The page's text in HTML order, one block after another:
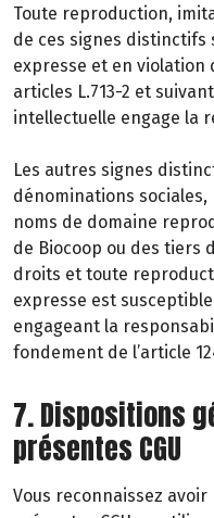
Toute reproduction,
de ces signes
expresse et en
articles L.713-2 et
intellectuelle engage la
Les autres signes
dénominations sociales,
noms de domaine
de Biocoop ou des tiers
droits et toute
expresse est
engageant la
fondement de l’article
7. Dispositions
présentes CGU
Vous reconnaissez